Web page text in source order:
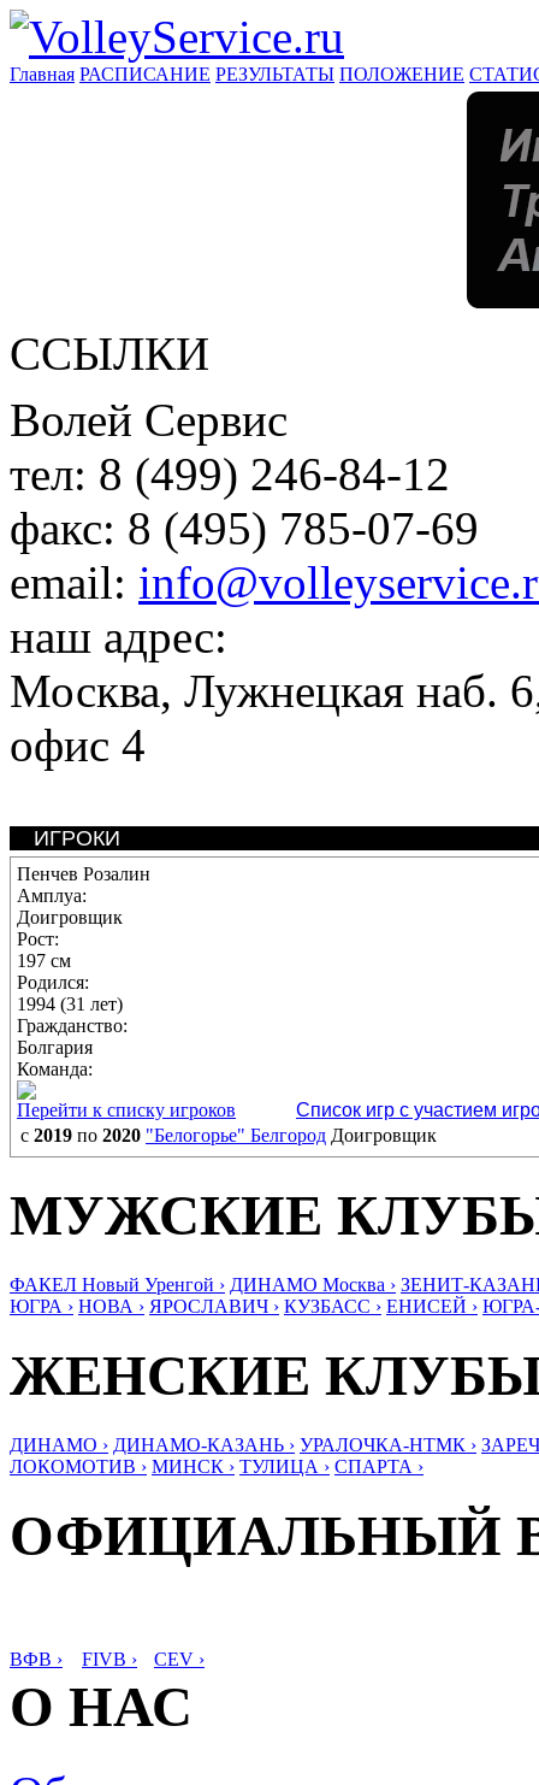
Главная РАСПИСАНИЕ РЕЗУЛЬТАТЫ ПОЛОЖЕНИЕ
ССЫЛКИ
Волей Сервис
тел: 8 (499) 246-84-12
факс: 8 (495) 785-07-69
email:
наш адрес:
Москва, Лужнецкая наб.
офис 4
ИГРОКИ
Пенчев Розалин
Амплуа:
Доигровщик
Рост:
197 см
Родился:
1994 (31 лет)
Гражданство:
Болгария
Команда:
Перейти к списку игроков
Список игр с участием
с 2019 по 2020 "Белогорье" Белгород Доигровщик
МУЖСКИЕ
ФАКЕЛ Новый Уренгой › ДИНАМО Москва › ЗЕНИТ-
ЮГРА › НОВА › ЯРОСЛАВИЧ › КУЗБАСС › ЕНИСЕЙ ›
ЖЕНСКИЕ
ДИНАМО › ДИНАМО-КАЗАНЬ › УРАЛОЧКА-НТМК ›
ЛОКОМОТИВ › МИНСК › ТУЛИЦА › СПАРТА ›
ОФИЦИАЛЬНЫЙ
ВФВ › FIVB › CEV ›
О НАС